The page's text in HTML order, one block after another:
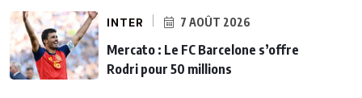
INTER 7 AOÛT 2026
Mercato : Le FC Barcelone s’offre
Rodri pour 50 millions